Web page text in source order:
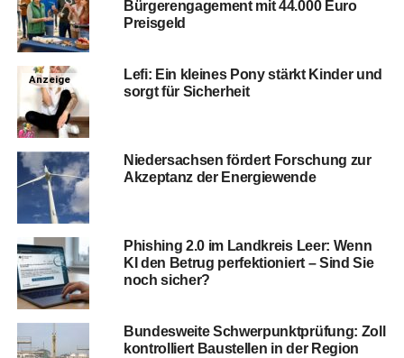
Bür­ger­en­ga­ge­ment mit 44.000 Euro
Preisgeld
Anzeige
Lefi: Ein klei­nes Pony stärkt Kin­der und
sorgt für Sicherheit
Nie­der­sach­sen för­dert For­schung zur
Akzep­tanz der Energiewende
Phis­hing 2.0 im Land­kreis Leer: Wenn
KI den Betrug per­fek­tio­niert – Sind Sie
noch sicher?
Bun­des­wei­te Schwer­punkt­prü­fung: Zoll
kon­trol­liert Bau­stel­len in der Region